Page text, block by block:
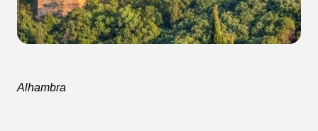
Alhambra